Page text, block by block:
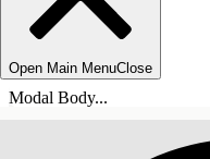
Open Main MenuClose
Modal Body...